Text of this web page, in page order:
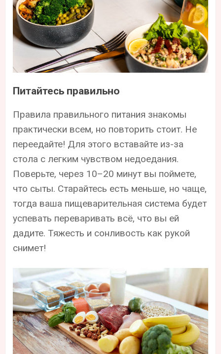
Питайтесь правильно
Правила правильного питания знакомы
практически всем, но повторить стоит. Не
переедайте! Для этого вставайте из-за
стола с легким чувством недоедания.
Поверьте, через 10–20 минут вы поймете,
что сыты. Старайтесь есть меньше, но чаще,
тогда ваша пищеварительная система будет
успевать переваривать всё, что вы ей
дадите. Тяжесть и сонливость как рукой
снимет!